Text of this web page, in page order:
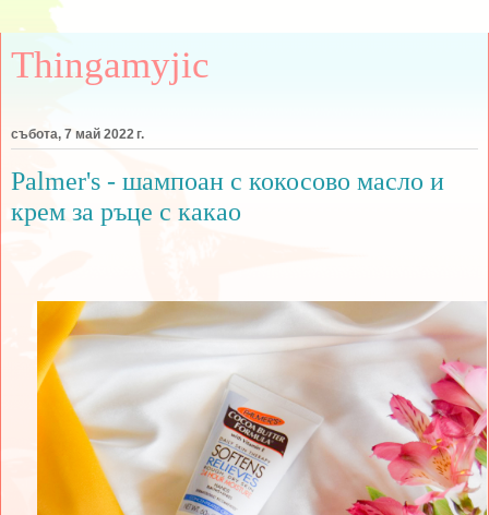
Thingamyjic
събота, 7 май 2022 г.
Palmer's - шампоан с кокосово масло и
крем за ръце с какао